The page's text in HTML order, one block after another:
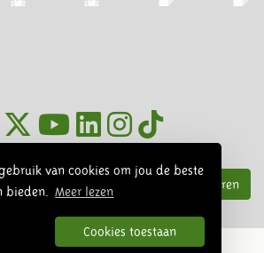
van cookies om jou de beste
bieden.
Meer lezen
Cookies toestaan
Abonnieren